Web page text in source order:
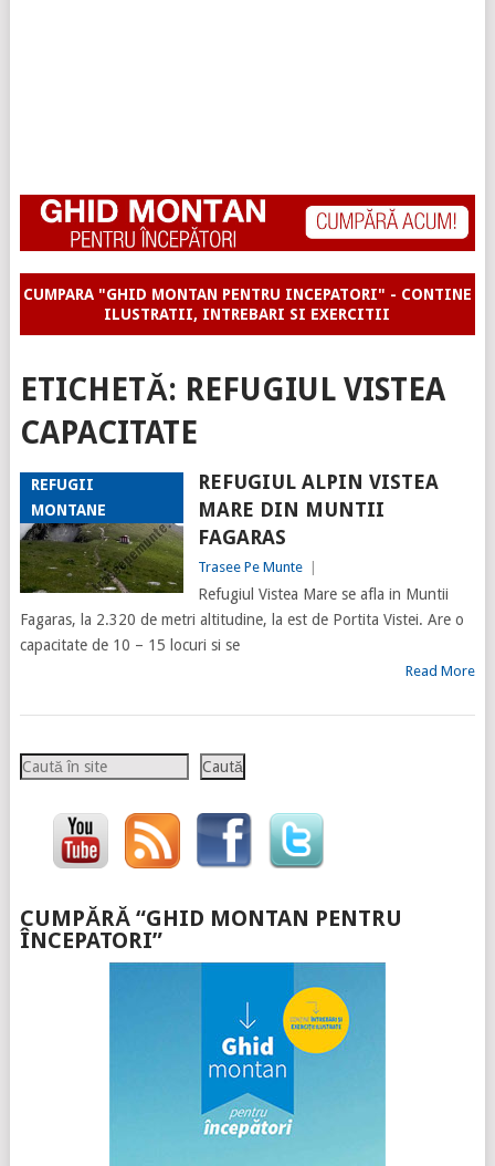
CUMPARA "GHID MONTAN PENTRU INCEPATORI" - CONTINE
ILUSTRATII, INTREBARI SI EXERCITII
ETICHETĂ: REFUGIUL VISTEA
CAPACITATE
REFUGII
MONTANE
REFUGIUL ALPIN VISTEA
MARE DIN MUNTII
FAGARAS
Trasee Pe Munte
Refugiul Vistea Mare se afla in Muntii
Fagaras, la 2.320 de metri altitudine, la est de Portita Vistei. Are o
capacitate de 10 – 15 locuri si se
Read More
Caută Caută
CUMPĂRĂ “GHID MONTAN PENTRU
ÎNCEPATORI”